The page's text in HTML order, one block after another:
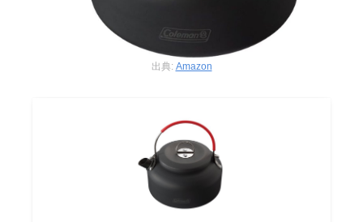
出典: Amazon